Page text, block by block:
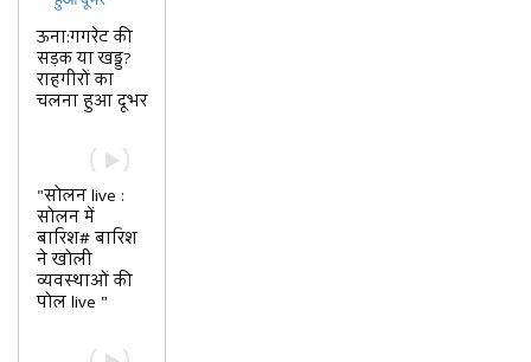
ऊना:गगरेट की
सड़क या खड्ड?
राहगीरों का
चलना हुआ दूभर
"सोलन live :
सोलन में
बारिश# बारिश
ने खोली
व्यवस्थाओं की
पोल live "